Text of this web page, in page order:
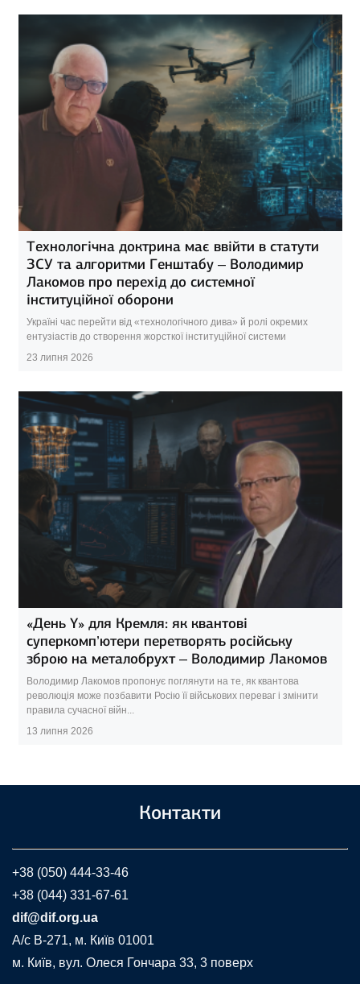
Технологічна доктрина має ввійти в статути
ЗСУ та алгоритми Генштабу – Володимир
Лакомов про перехід до системної
інституційної оборони
Україні час перейти від «технологічного дива» й ролі окремих
ентузіастів до створення жорсткої інституційної системи
23 липня 2026
«День Y» для Кремля: як квантові
суперкомп’ютери перетворять російську
зброю на металобрухт – Володимир Лакомов
Володимир Лакомов пропонує поглянути на те, як квантова
революція може позбавити Росію її військових переваг і змінити
правила сучасної війн...
13 липня 2026
Контакти
+38 (050) 444-33-46
+38 (044) 331-67-61
dif@dif.org.ua
A/c В-271, м. Київ 01001
м. Київ, вул. Олеся Гончара 33, 3 поверх